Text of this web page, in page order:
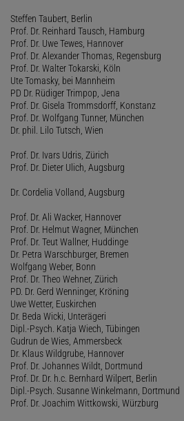
Steffen Taubert, Berlin
Prof. Dr. Reinhard Tausch, Hamburg
Prof. Dr. Uwe Tewes, Hannover
Prof. Dr. Alexander Thomas, Regensburg
Prof. Dr. Walter Tokarski, Köln
Ute Tomasky, bei Mannheim
PD Dr. Rüdiger Trimpop, Jena
Prof. Dr. Gisela Trommsdorff, Konstanz
Prof. Dr. Wolfgang Tunner, München
Dr. phil. Lilo Tutsch, Wien
Prof. Dr. Ivars Udris, Zürich
Prof. Dr. Dieter Ulich, Augsburg
Dr. Cordelia Volland, Augsburg
Prof. Dr. Ali Wacker, Hannover
Prof. Dr. Helmut Wagner, München
Prof. Dr. Teut Wallner, Huddinge
Dr. Petra Warschburger, Bremen
Wolfgang Weber, Bonn
Prof. Dr. Theo Wehner, Zürich
PD. Dr. Gerd Wenninger, Kröning
Uwe Wetter, Euskirchen
Dr. Beda Wicki, Unterägeri
Dipl.-Psych. Katja Wiech, Tübingen
Gudrun de Wies, Ammersbeck
Dr. Klaus Wildgrube, Hannover
Prof. Dr. Johannes Wildt, Dortmund
Prof. Dr. Dr. h.c. Bernhard Wilpert, Berlin
Dipl.-Psych. Susanne Winkelmann, Dortmund
Prof. Dr. Joachim Wittkowski, Würzburg